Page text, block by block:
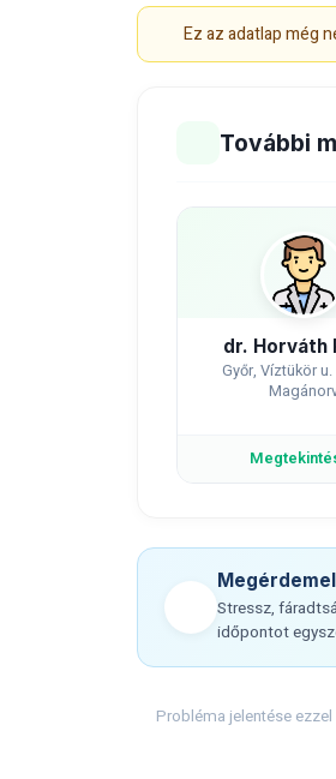
Ez az adatlap még
További
dr. Horváth
Győr, Víztükör
Stressz,
időpontot
Probléma jelentése